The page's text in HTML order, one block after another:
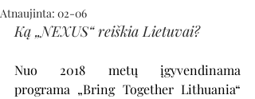
Atnaujinta: 02-06
Ką „NEXUS“ reiškia Lietuvai?
Nuo 2018 metų įgyvendinama
programa „Bring Together Lithuania“